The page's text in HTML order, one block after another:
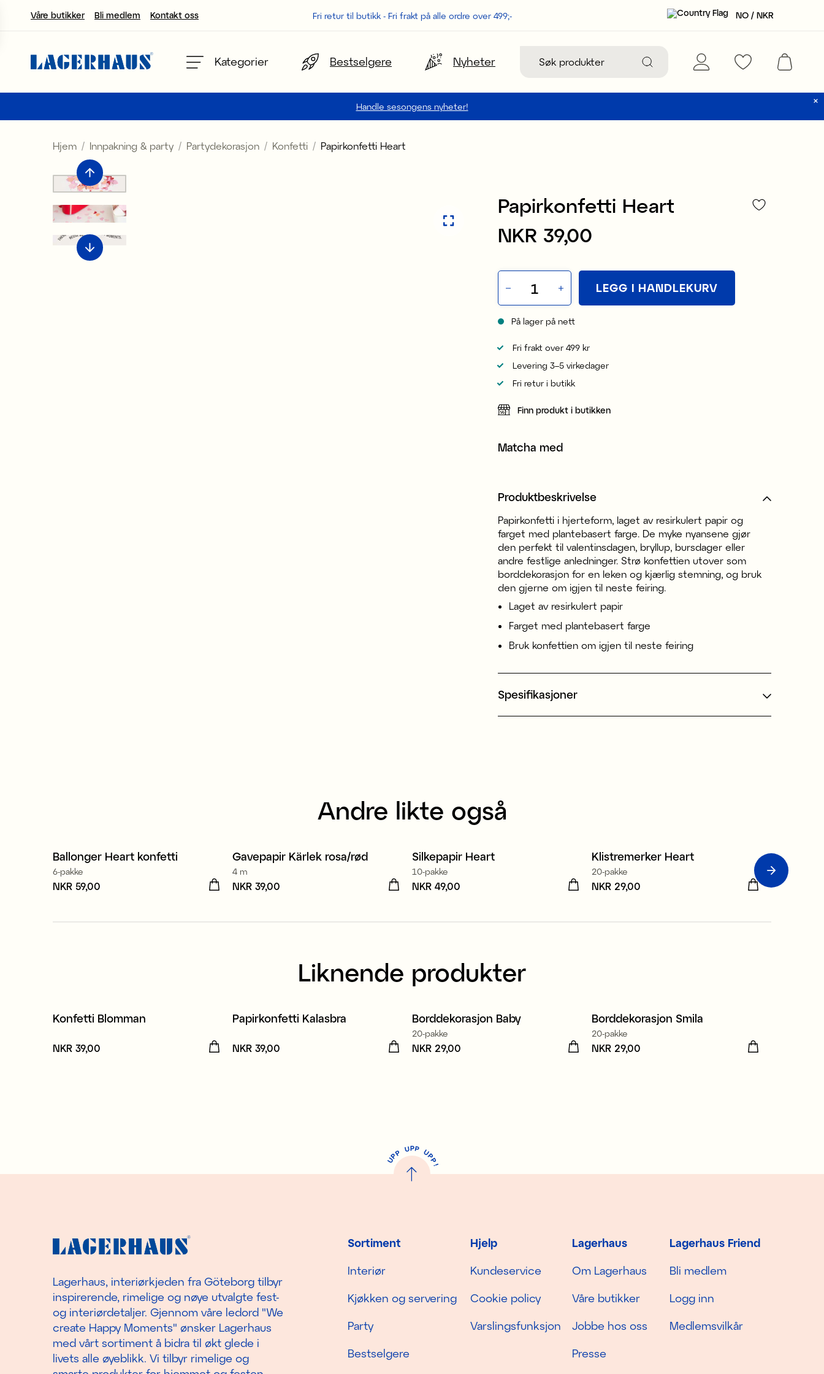
Våre butikker Bli medlem Kontakt oss Fri retur til butikk - Fri frakt på alle ordre over 499;- NO / NKR
Kategorier Bestselgere Nyheter
Handle sesongens nyheter!
velg språk / valuta
FI / EUR
NO / NKR
SE / SEK
Hjem Innpakning & party Partydekorasjon Konfetti Papirkonfetti Heart
Papirkonfetti Heart
Pris :NKR 39,00
NKR 39,00
LEGG I HANDLEKURV
På lager på nett
Fri frakt over 499 kr
Levering 3–5 virkedager
Fri retur i butikk
Finn produkt i butikken
Matcha med
Produktbeskrivelse
Papirkonfetti i hjerteform, laget av resirkulert papir og
farget med plantebasert farge. De myke nyansene gjør
den perfekt til valentinsdagen, bryllup, bursdager eller
andre festlige anledninger. Strø konfettien utover som
borddekorasjon for en leken og kjærlig stemning, og bruk
den gjerne om igjen til neste feiring.
Laget av resirkulert papir
Farget med plantebasert farge
Bruk konfettien om igjen til neste feiring
Spesifikasjoner
Andre likte også
Ballonger Heart konfetti
6-pakke
Pris :NKR 59,00
NKR 59,00
3 for 99 kr
Gavepapir Kärlek rosa/rød
4 m
Pris :NKR 39,00
NKR 39,00
Silkepapir Heart
10-pakke
Pris :NKR 49,00
NKR 49,00
Klistremerker Heart
20-pakke
Pris :NKR 29,00
NKR 29,00
3 for 2
Postkort
Pris
NKR 19,00
Liknende produkter
Konfetti Blomman
Pris :NKR 39,00
NKR 39,00
Papirkonfetti Kalasbra
Pris :NKR 39,00
NKR 39,00
Borddekorasjon Baby
20-pakke
Pris :NKR 29,00
NKR 29,00
Borddekorasjon Smila
20-pakke
Pris :NKR 29,00
NKR 29,00
U
P
P UPP UP
P
!
Sortiment
Interiør
Kjøkken og servering
Party
Bestselgere
Hjelp
Kundeservice
Cookie policy
Varslingsfunksjon
Lagerhaus
Om Lagerhaus
Våre butikker
Jobbe hos oss
Presse
Lagerhaus Friend
Bli medlem
Logg inn
Medlemsvilkår
Lagerhaus, interiørkjeden fra Göteborg tilbyr
inspirerende, rimelige og nøye utvalgte fest-
og interiørdetaljer. Gjennom våre ledord "We
create Happy Moments" ønsker Lagerhaus
med vårt sortiment å bidra til økt glede i
livets alle øyeblikk. Vi tilbyr rimelige og